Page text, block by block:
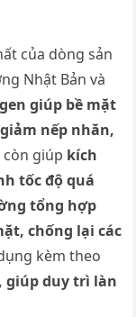
của dòng sản
Nhật Bản và
giúp bề mặt
nếp nhăn,
giúp kích
tốc độ quá
tổng hợp
chống lại các
kèm theo
giúp duy trì làn